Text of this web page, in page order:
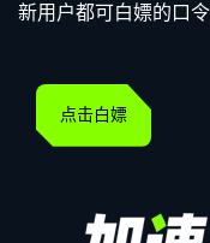
新用户都可白嫖的口
点击白嫖